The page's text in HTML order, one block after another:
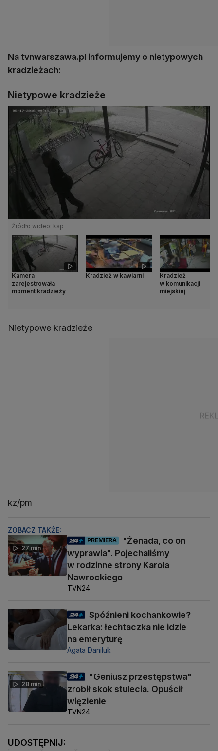
Na tvnwarszawa.pl informujemy o nietypowych
kradzieżach:
Nietypowe kradzieże
Źródło wideo: ksp
Kamera
zarejestrowała
moment kradzieży
Kradzież w kawiarni
Kradzież
w komunikacji
miejskiej
Nietypowe kradzieże
kz/pm
ZOBACZ TAKŻE:
27 min
PREMIERA
"Żenada, co on
wyprawia". Pojechaliśmy
w rodzinne strony Karola
Nawrockiego
TVN24
Spóźnieni kochankowie?
Lekarka: łechtaczka nie idzie
na emeryturę
Agata Daniluk
28 min
"Geniusz przestępstwa"
zrobił skok stulecia. Opuścił
więzienie
TVN24
UDOSTĘPNIJ: